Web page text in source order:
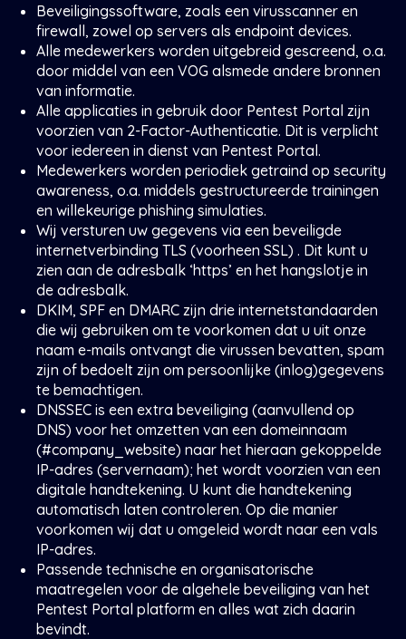
Beveiligingssoftware, zoals een virusscanner en
firewall, zowel op servers als endpoint devices.
Alle medewerkers worden uitgebreid gescreend, o.a.
door middel van een VOG alsmede andere bronnen
van informatie.
Alle applicaties in gebruik door Pentest Portal zijn
voorzien van 2-Factor-Authenticatie. Dit is verplicht
voor iedereen in dienst van Pentest Portal.
Medewerkers worden periodiek getraind op security
awareness, o.a. middels gestructureerde trainingen
en willekeurige phishing simulaties.
Wij versturen uw gegevens via een beveiligde
internetverbinding TLS (voorheen SSL) . Dit kunt u
zien aan de adresbalk ‘https’ en het hangslotje in
de adresbalk.
DKIM, SPF en DMARC zijn drie internetstandaarden
die wij gebruiken om te voorkomen dat u uit onze
naam e-mails ontvangt die virussen bevatten, spam
zijn of bedoelt zijn om persoonlijke (inlog)gegevens
te bemachtigen.
DNSSEC is een extra beveiliging (aanvullend op
DNS) voor het omzetten van een domeinnaam
(#company_website) naar het hieraan gekoppelde
IP-adres (servernaam); het wordt voorzien van een
digitale handtekening. U kunt die handtekening
automatisch laten controleren. Op die manier
voorkomen wij dat u omgeleid wordt naar een vals
IP-adres.
Passende technische en organisatorische
maatregelen voor de algehele beveiliging van het
Pentest Portal platform en alles wat zich daarin
bevindt.